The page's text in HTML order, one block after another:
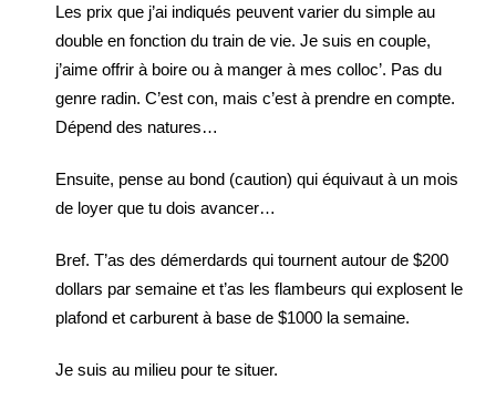
Les prix que j’ai indiqués peuvent varier du simple au
double en fonction du train de vie. Je suis en couple,
j’aime offrir à boire ou à manger à mes colloc’. Pas du
genre radin. C’est con, mais c’est à prendre en compte.
Dépend des natures…
Ensuite, pense au bond (caution) qui équivaut à un mois
de loyer que tu dois avancer…
Bref. T’as des démerdards qui tournent autour de $200
dollars par semaine et t’as les flambeurs qui explosent le
plafond et carburent à base de $1000 la semaine.
Je suis au milieu pour te situer.